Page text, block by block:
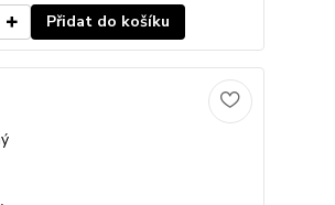
Přidat do košíku